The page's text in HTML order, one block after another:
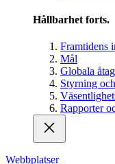
Hållbarhet forts.
Framtidens
Mål
Globala
Styrning
Rapporter
Webbplatser